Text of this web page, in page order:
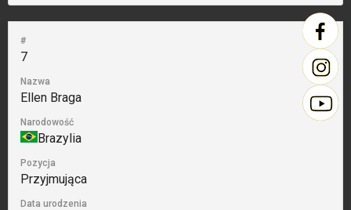
#
7
Nazwa
Ellen Braga
Narodowość
Brazylia
Pozycja
Przyjmująca
Data urodzenia